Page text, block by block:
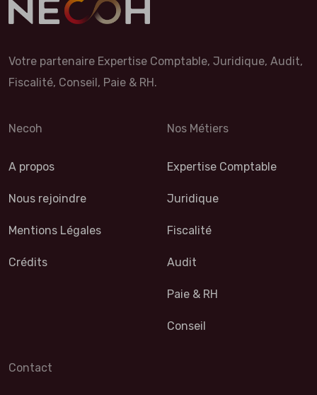
Votre partenaire Expertise Comptable, Juridique, Audit,
Fiscalité, Conseil, Paie & RH.
Necoh
A propos
Nous rejoindre
Mentions Légales
Crédits
Nos Métiers
Expertise Comptable
Juridique
Fiscalité
Audit
Paie & RH
Conseil
Contact